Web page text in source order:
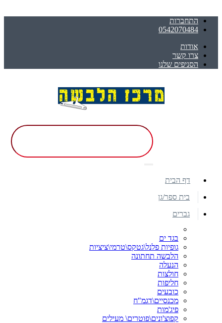
התחברות
0542070484
אודות
צרו קשר
הסניפים שלנו
דף הבית
בית ספר/גן
גברים
בגד ים
גופיות פלנל\גטקס\טרמי\ציציות
הלבשה תחתונה
הנעלה
חולצות
חליפות
כובעים
מכנסיים\דגמ"ח
פיג'מות
קפוצ'ונים\פוטרים\ מעילים